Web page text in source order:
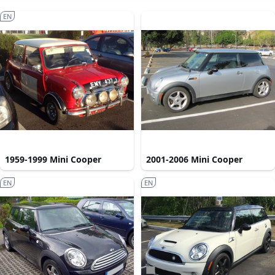
1959-1999 Mini Cooper
EN
2001-2006 Mini Cooper
EN EN